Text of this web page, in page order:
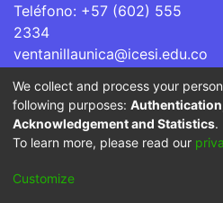
Teléfono: +57 (602) 555
2334
ventanillaunica@icesi.edu.co
La Universidad Icesi es una
Superior que se encuentra
por parte del Ministerio de
Cookie
We collect and process your
following purposes:
Acknowledgement and Statistics.
To learn more, please read our
Customize